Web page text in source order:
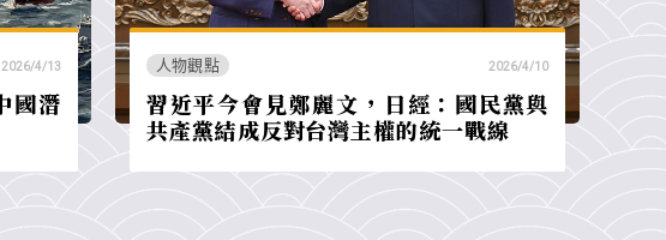
2026/4/13
國潛
人物觀點 2026/4/10
習近平今會見鄭麗文，日經：國民黨與
共產黨結成反對台灣主權的統一戰線